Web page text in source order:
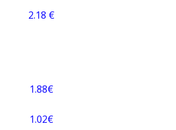
2.18 €
1.88€
1.02€